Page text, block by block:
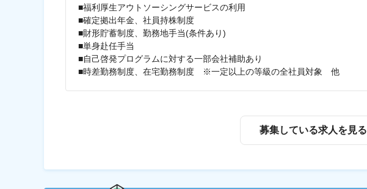
■福利厚生アウトソーシングサービスの利用
■確定拠出年金、社員持株制度
■財形貯蓄制度、勤務地手当(条件あり)
■単身赴任手当
■自己啓発プログラムに対する一部会社補助あり
■時差勤務制度、在宅勤務制度 ※一定以上の等級の全社員対象 他
募集している求人を見る